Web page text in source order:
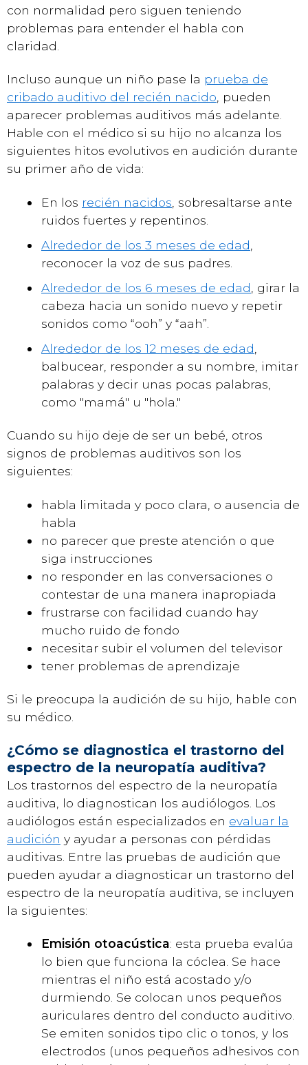
con normalidad pero siguen teniendo
problemas para entender el habla con
claridad.
Incluso aunque un niño pase la prueba de
cribado auditivo del recién nacido , pueden
aparecer problemas auditivos más adelante.
Hable con el médico si su hijo no alcanza los
siguientes hitos evolutivos en audición durante
su primer año de vida:
En los recién nacidos , sobresaltarse ante
ruidos fuertes y repentinos.
Alrededor de los 3 meses de edad
reconocer la voz de sus padres.
Alrededor de los 6 meses de edad , girar la
cabeza hacia un sonido nuevo y repetir
sonidos como “ooh” y “aah”.
Alrededor de los 12 meses de edad
balbucear, responder a su nombre, imitar
palabras y decir unas pocas palabras,
como "mamá" u "hola."
Cuando su hijo deje de ser un bebé, otros
signos de problemas auditivos son los
siguientes:
habla limitada y poco clara, o ausencia de
habla
no parecer que preste atención o que
siga instrucciones
no responder en las conversaciones o
contestar de una manera inapropiada
frustrarse con facilidad cuando hay
mucho ruido de fondo
necesitar subir el volumen del televisor
tener problemas de aprendizaje
Si le preocupa la audición de su hijo, hable con
su médico.
¿Cómo se diagnostica el trastorno del
espectro de la neuropatía auditiva?
Los trastornos del espectro de la neuropatía
auditiva, lo diagnostican los audiólogos. Los
audiólogos están especializados en evaluar la
audición y ayudar a personas con pérdidas
auditivas. Entre las pruebas de audición que
pueden ayudar a diagnosticar un trastorno del
espectro de la neuropatía auditiva, se incluyen
la siguientes:
Emisión otoacústica: esta prueba evalúa
lo bien que funciona la cóclea. Se hace
mientras el niño está acostado y/o
durmiendo. Se colocan unos pequeños
auriculares dentro del conducto auditivo.
Se emiten sonidos tipo clic o tonos, y los
electrodos (unos pequeños adhesivos con